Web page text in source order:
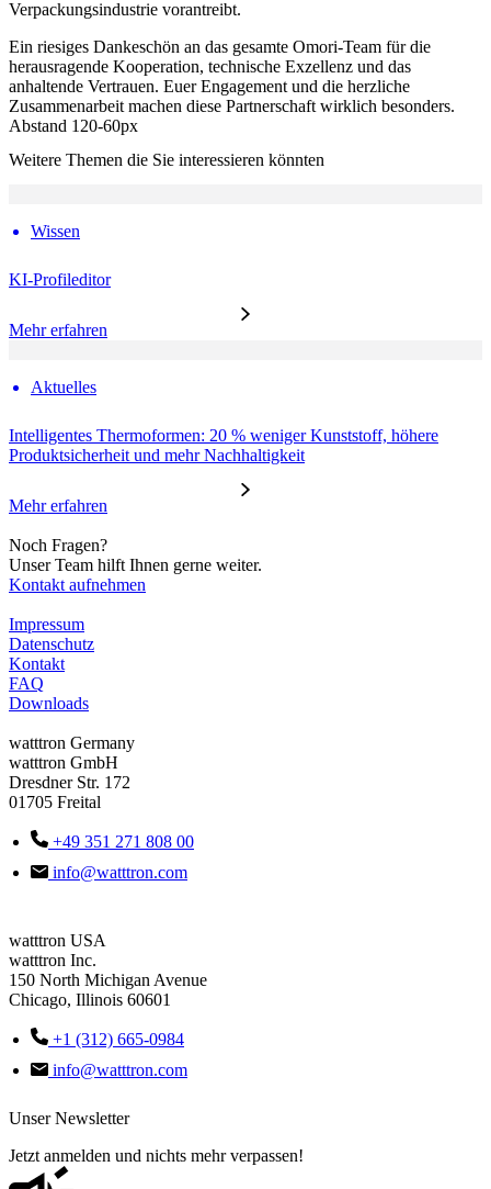
Verpackungsindustrie vorantreibt.
Ein riesiges Dankeschön an das gesamte Omori-Team für die
herausragende Kooperation, technische Exzellenz und das
anhaltende Vertrauen. Euer Engagement und die herzliche
Zusammenarbeit machen diese Partnerschaft wirklich besonders.
Abstand 120-60px
Weitere Themen die Sie interessieren könnten
Wissen
KI-Profileditor
Mehr erfahren
Aktuelles
Intelligentes Thermoformen: 20 % weniger Kunststoff, höhere
Produktsicherheit und mehr Nachhaltigkeit
Mehr erfahren
Noch Fragen?
Unser Team hilft Ihnen gerne weiter.
Kontakt aufnehmen
Impressum
Datenschutz
Kontakt
FAQ
Downloads
watttron Germany
watttron GmbH
Dresdner Str. 172
01705 Freital
+49 351 271 808 00
info@watttron.com
watttron USA
watttron Inc.
150 North Michigan Avenue
Chicago, Illinois 60601
+1 (312) 665-0984
info@watttron.com
Unser Newsletter
Jetzt anmelden und nichts mehr verpassen!